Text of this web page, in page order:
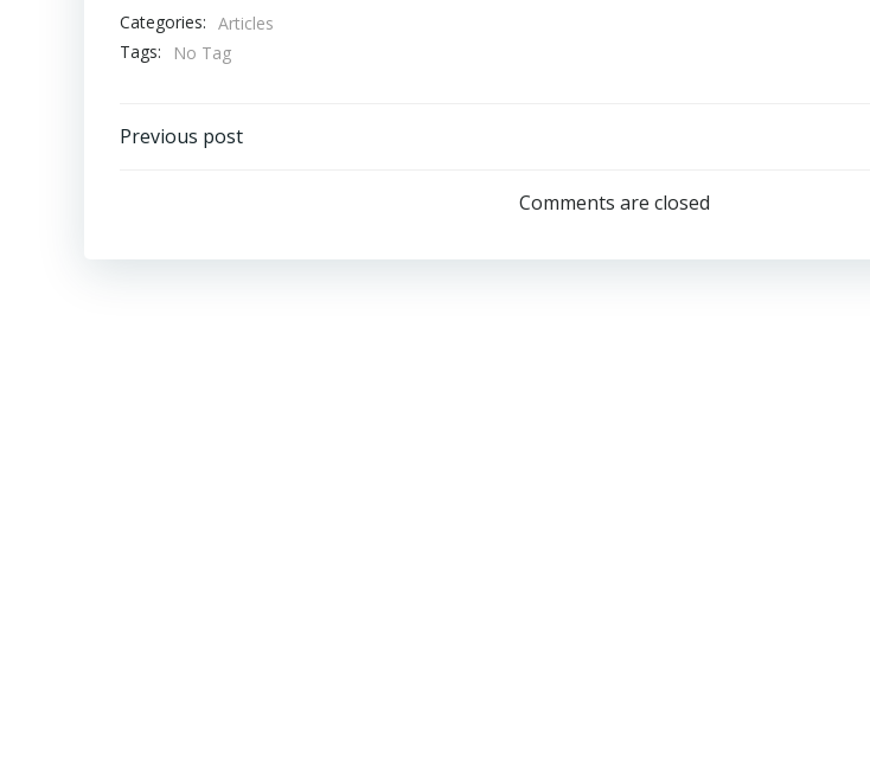
Categories: Articles
Tags:
No Tag
Previous post
Comments are closed